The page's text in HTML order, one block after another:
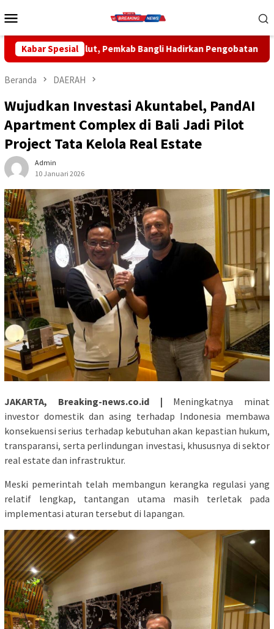
ke
Mobile
Kabar Spesial
Hadirkan Pengobatan Gratis di Empat Kecamatan
Beranda DAERAH
Wujudkan Investasi Akuntabel, PandAI
Apartment Complex di Bali Jadi Pilot
Project Tata Kelola Real Estate
Admin
10 Januari 2026
JAKARTA, Breaking-news.co.id | Meningkatnya minat
investor domestik dan asing terhadap Indonesia membawa
konsekuensi serius terhadap kebutuhan akan kepastian hukum,
transparansi, serta perlindungan investasi, khususnya di sektor
real estate dan infrastruktur.
Meski pemerintah telah membangun kerangka regulasi yang
relatif lengkap, tantangan utama masih terletak pada
implementasi aturan tersebut di lapangan.